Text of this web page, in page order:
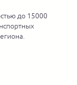
до 15000